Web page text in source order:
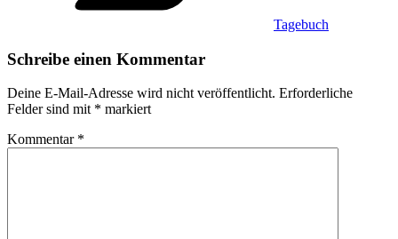
Tagebuch
Schreibe einen Kommentar
Deine E-Mail-Adresse wird nicht veröffentlicht. Erforderliche
Felder sind mit * markiert
Kommentar *